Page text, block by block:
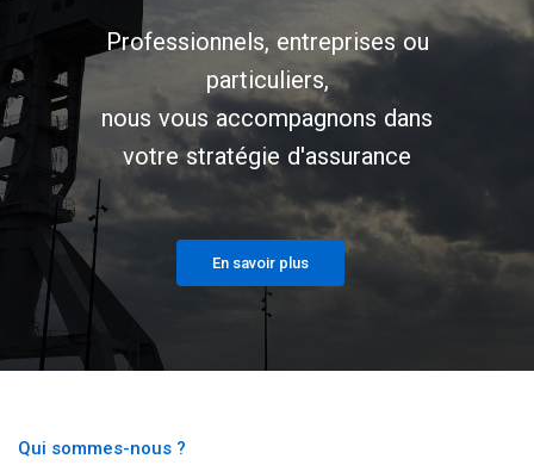
Professionnels, entreprises ou
particuliers,
nous vous accompagnons dans
votre stratégie d'assurance
En savoir plus
Qui sommes-nous ?